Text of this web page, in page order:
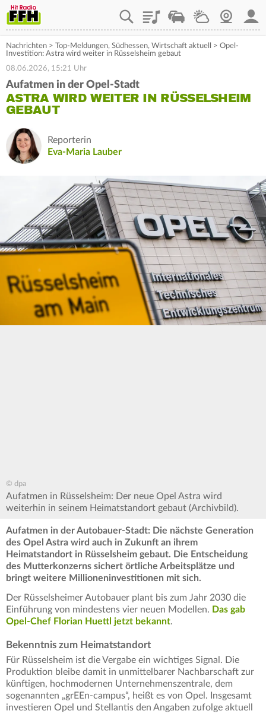
PlaylistStaupilotWetterWebcam
Nachrichten > Top-Meldungen, Südhessen, Wirtschaft aktuell > Opel-
Investition: Astra wird weiter in Rüsselsheim gebaut
08.06.2026, 15:21 Uhr
Aufatmen in der Opel-Stadt
ASTRA WIRD WEITER IN RÜSSELSHEIM
GEBAUT
Reporterin
Eva-Maria Lauber
© dpa
Aufatmen in Rüsselsheim: Der neue Opel Astra wird
weiterhin in seinem Heimatstandort gebaut (Archivbild).
Aufatmen in der Autobauer-Stadt: Die nächste Generation
des Opel Astra wird auch in Zukunft an ihrem
Heimatstandort in Rüsselsheim gebaut. Die Entscheidung
des Mutterkonzerns sichert örtliche Arbeitsplätze und
bringt weitere Millioneninvestitionen mit sich.
Der Rüsselsheimer Autobauer plant bis zum Jahr 2030 die
Einführung von mindestens vier neuen Modellen. Das gab
Opel-Chef Florian Huettl jetzt bekannt.
Bekenntnis zum Heimatstandort
Für Rüsselsheim ist die Vergabe ein wichtiges Signal. Die
Produktion bleibe damit in unmittelbarer Nachbarschaft zur
künftigen, hochmodernen Unternehmenszentrale, dem
sogenannten „grEEn-campus“, heißt es von Opel. Insgesamt
investieren Opel und Stellantis den Angaben zufolge aktuell